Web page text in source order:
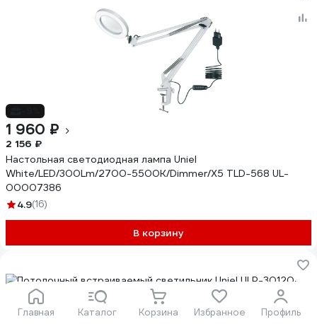
Главная Каталог Корзина Избранное Профиль
1 960 ₽
2 156 ₽
Настольная светодиодная лампа Uniel
White/LED/300Lm/2700-5500K/Dimmer/X5 TLD-568 UL-
00007386
4.9(16)
В корзину